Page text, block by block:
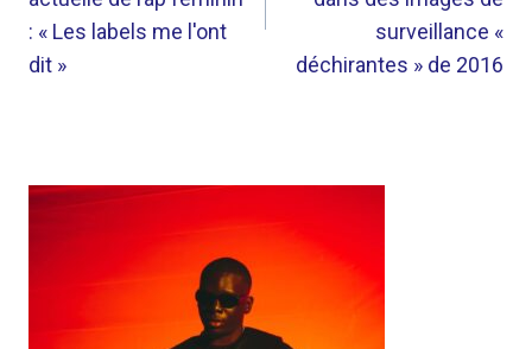
: « Les labels me l'ont
dit »
surveillance «
déchirantes » de 2016